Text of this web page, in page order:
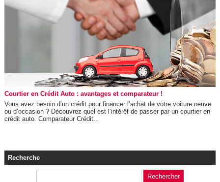
Courtier en Crédit Auto : avantages et comparateur !
Vous avez besoin d’un crédit pour financer l’achat de votre voiture neuve
ou d’occasion ? Découvrez quel est l’intérêt de passer par un courtier en
crédit auto. Comparateur Crédit...
Recherche